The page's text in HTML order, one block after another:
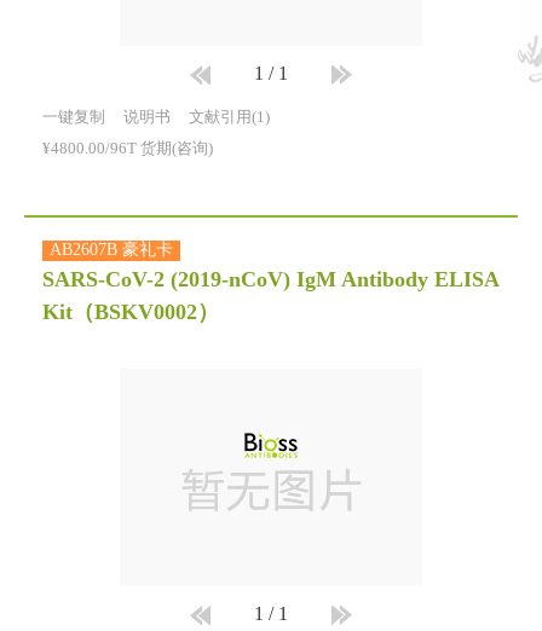
1 / 1
一键复制 说明书
文献引用(1)
¥4800.00/96T 货期(咨询)
AB2607B 豪礼卡
SARS-CoV-2 (2019-nCoV) IgM Antibody ELISA
Kit （BSKV0002）
1 / 1